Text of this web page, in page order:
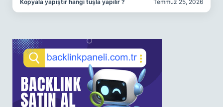
Kopyala yapıştır hangi tuşla yapılır ? Temmuz 25, 2026